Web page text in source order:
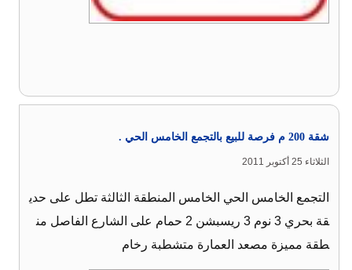
شقة 200 م فرصة للبيع بالتجمع الخامس الحي .
الثلاثاء 25 أكتوبر 2011
التجمع الخامس الحي الخامس المنطقة الثالثة تطل على حدي
قة بحري 3 نوم 3 ريسبشن 2 حمام على الشارع الفاصل من
طقة مميزة مصعد العمارة متشطبة رخام